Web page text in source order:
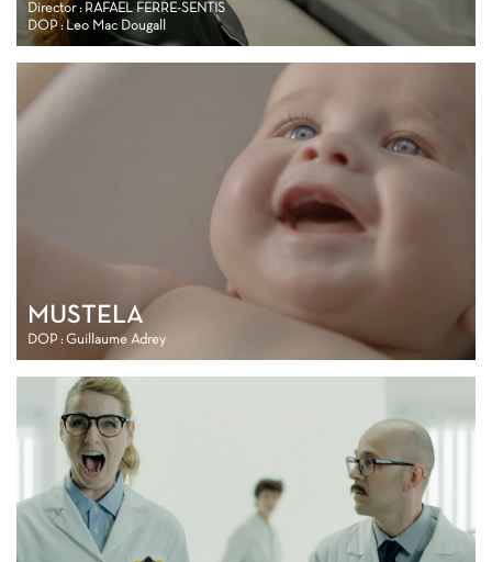
Director : RAFAEL FERRE-SENTIS
DOP : Leo Mac Dougall
MUSTELA
DOP : Guillaume Adrey